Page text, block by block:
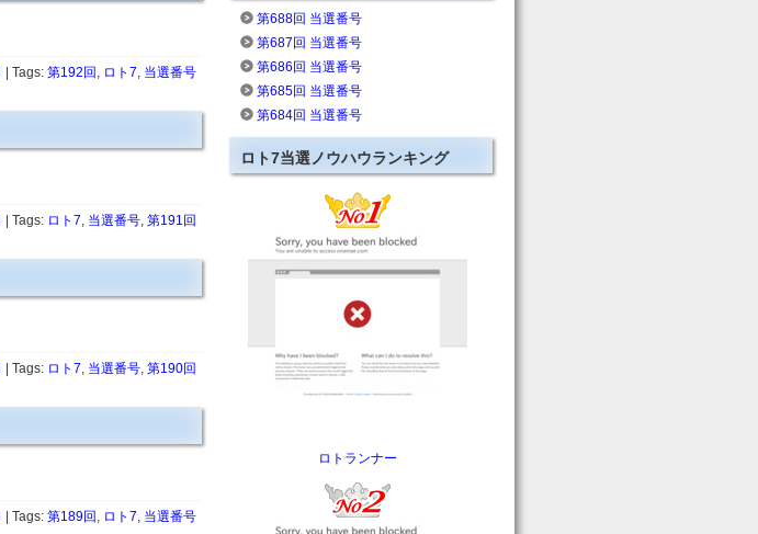
| Tags: 第192回 , ロト7, 当選番号
| Tags: ロト7, 当選番号, 第191回
| Tags: ロト7, 当選番号, 第190回
| Tags: 第189回 , ロト7, 当選番号
第688回 当選番号
第687回 当選番号
第686回 当選番号
第685回 当選番号
第684回 当選番号
ロト7当選ノウハウランキング
ロトランナー